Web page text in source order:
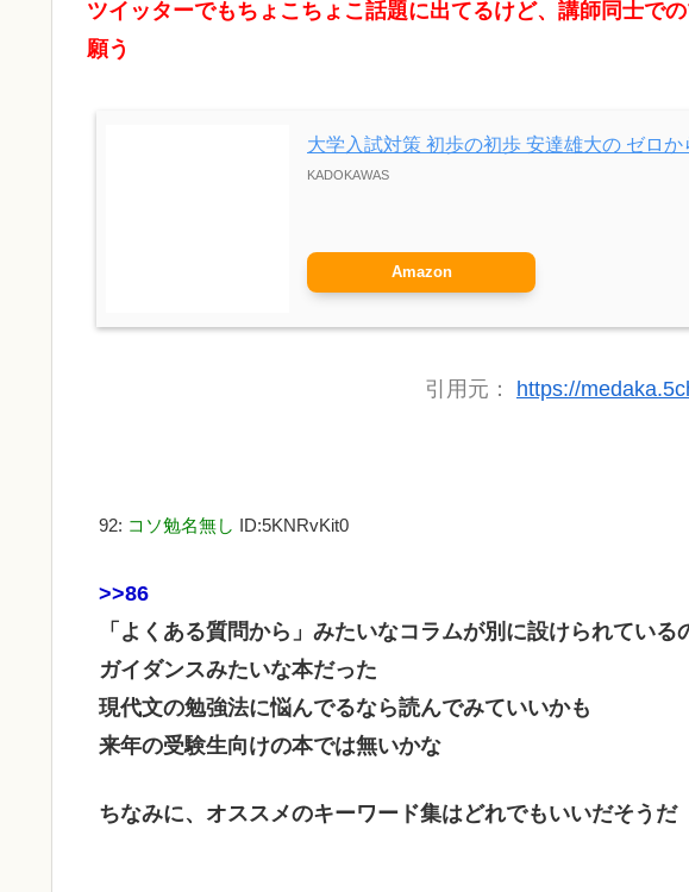
ツイッターでもちょこちょこ話題に出てるけど、講師同士で
願う
大学入試対策 初歩の初歩 安達雄大の ゼロ
KADOKAWAS
Amazon
引用元： https://
92: コソ勉名無し ID:5KNRvKit0
>>86
「よくある質問から」みたいなコラムが別に設けられてい
ガイダンスみたいな本だった
現代文の勉強法に悩んでるなら読んでみていいかも
来年の受験生向けの本では無いかな
ちなみに、オススメのキーワード集はどれでもいいだそうだ